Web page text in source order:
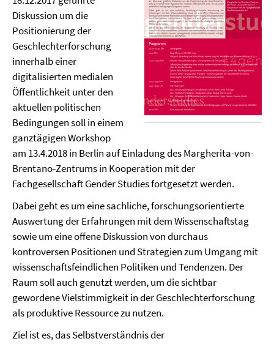
Diskussion um die
Positionierung der
Geschlechterforschung
innerhalb einer
digitalisierten medialen
Öffentlichkeit unter den
aktuellen politischen
Bedingungen soll in einem
ganztägigen Workshop
am 13.4.2018 in Berlin auf Einladung des Margherita-von-
Brentano-Zentrums in Kooperation mit der
Fachgesellschaft Gender Studies fortgesetzt werden.
Dabei geht es um eine sachliche, forschungsorientierte
Auswertung der Erfahrungen mit dem Wissenschaftstag
sowie um eine offene Diskussion von durchaus
kontroversen Positionen und Strategien zum Umgang mit
wissenschaftsfeindlichen Politiken und Tendenzen. Der
Raum soll auch genutzt werden, um die sichtbar
gewordene Vielstimmigkeit in der Geschlechterforschung
als produktive Ressource zu nutzen.
Ziel ist es, das Selbstverständnis der